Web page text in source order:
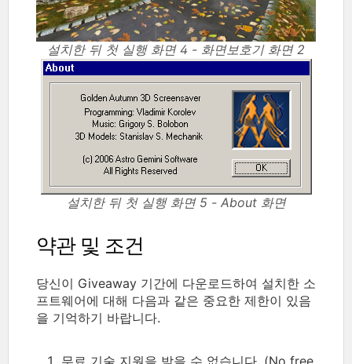
설치한 뒤 첫 실행 화면 4 - 화면보호기 화면 2
설치한 뒤 첫 실행 화면 5 - About 화면
약관 및 조건
당신이 Giveaway 기간에 다운로드하여 설치한 소
프트웨어에 대해 다음과 같은 중요한 제한이 있음
을 기억하기 바랍니다.
무료 기술 지원을 받을 수 없습니다. (No free